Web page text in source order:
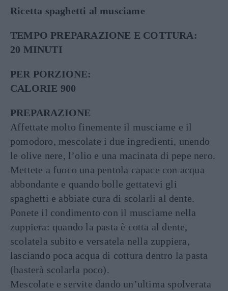
Ricetta spaghetti al musciame
TEMPO PREPARAZIONE E COTTURA:
20 MINUTI
PER PORZIONE:
CALORIE 900
PREPARAZIONE
Affettate molto finemente il musciame e il
pomodoro, mescolate i due ingredienti, unendo
le olive nere, l’olio e una macinata di pepe nero.
Mettete a fuoco una pentola capace con acqua
abbondante e quando bolle gettatevi gli
spaghetti e abbiate cura di scolarli al dente.
Ponete il condimento con il musciame nella
zuppiera: quando la pasta è cotta al dente,
scolatela subito e versatela nella zuppiera,
lasciando poca acqua di cottura dentro la pasta
(basterà scolarla poco).
Mescolate e servite dando un’ultima spolverata